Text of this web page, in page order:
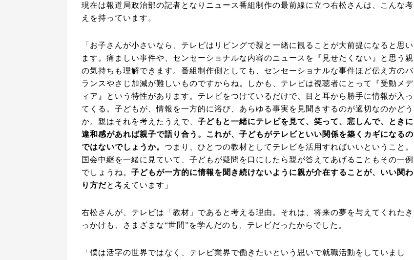
現在は報道局政治部の記者となりニュース番組制作の最前線に立つ右松さんは、こんな考
えを持っています。
「お子さんが小さいなら、テレビはリビングで親と一緒に観ることが大前提になると思い
ます。痛ましい事件や、センセーショナルな内容のニュースを『見せたくない』と思う親
の気持ちも理解できます。番組制作側としても、センセーショナルな事件ほど伝え方のバ
ランスやさじ加減が難しいものですからね。しかも、テレビは視聴者にとって『受動メデ
ィア』という特性があります。テレビをつけているだけで、目と耳から勝手に情報が入っ
てくる。子どもが、情報を一方的に浴び、あらゆる事実を見聞きするのが適切なのかどう
か。親はそれを考えたうえで、 子どもと一緒にテレビを見て、笑って、悲しんで、ときに
違和感があれば親子で語り合う。これが、子どもがテレビといい関係を築くカギになるの
ではないでしょうか。 つまり、ひとつの教材としてテレビを活用すればいいということ。
国会中継を一緒に見ていて、子どもが疑問を口にしたら親が答えてあげることもその一例
でしょうね。 子どもが一方的に情報を聞き続けないように親が介在することが、いい関わ
り方だと考えています」
右松さんが、テレビは「教材」であると考える理由。それは、将来の夢を与えてくれたき
っかけも、さまざまな“世間”を学んだのも、テレビだったからでした。
「僕は活字の世界ではなく、テレビ業界で働きたいという思いで就職活動をしていまし